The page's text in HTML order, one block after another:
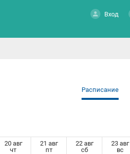
Вход
Расписание
20 авг
чт
21 авг
пт
22 авг
сб
23 авг
вс